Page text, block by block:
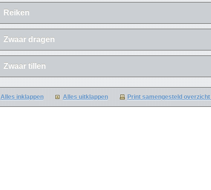
Reiken
Zwaar dragen
Zwaar tillen
Alles inklappen Alles uitklappen Print samengesteld